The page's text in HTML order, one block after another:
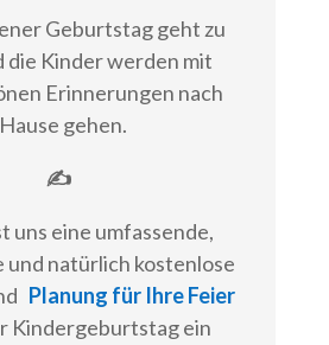
Geburtstag geht zu
die Kinder werden mit
Erinnerungen nach
Hause gehen.
✍
uns eine umfassende,
und natürlich kostenlose
Planung für Ihre Feier
Kindergeburtstag ein